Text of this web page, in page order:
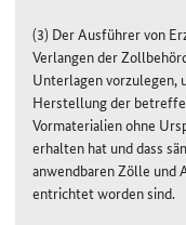
(3) Der Ausführer von
Verlangen der
Unterlagen vorzulegen,
Herstellung der
Vormaterialien ohne
erhalten hat und dass
anwendbaren Zölle und
entrichtet worden sind.